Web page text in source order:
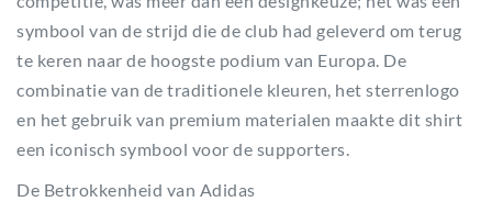
symbool van de strijd die de club had geleverd om terug
te keren naar de hoogste podium van Europa. De
combinatie van de traditionele kleuren, het sterrenlogo
en het gebruik van premium materialen maakte dit shirt
een iconisch symbool voor de supporters.
De Betrokkenheid van Adidas